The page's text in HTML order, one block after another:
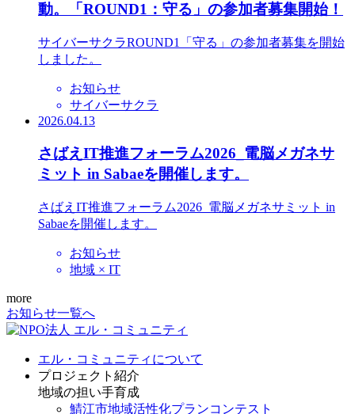
動。「ROUND1：守る」の参加者募集開始！
サイバーサクラROUND1「守る」の参加者募集を開始
しました。
お知らせ
サイバーサクラ
2026.04.13
さばえIT推進フォーラム2026_電脳メガネサ
ミット in Sabaeを開催します。
さばえIT推進フォーラム2026_電脳メガネサミット in
Sabaeを開催します。
お知らせ
地域 × IT
more
お知らせ一覧へ
エル・コミュニティについて
プロジェクト紹介
地域の担い手育成
鯖江市地域活性化プランコンテスト